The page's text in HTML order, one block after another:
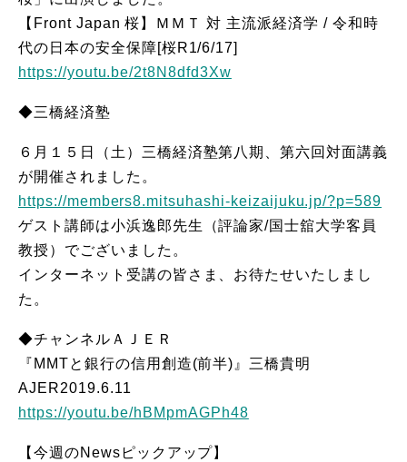
【Front Japan 桜】ＭＭＴ 対 主流派経済学 / 令和時
代の日本の安全保障[桜R1/6/17]
https://youtu.be/2t8N8dfd3Xw
◆三橋経済塾
６月１５日（土）三橋経済塾第八期、第六回対面講義
が開催されました。
https://members8.mitsuhashi-keizaijuku.jp/?p=589
ゲスト講師は小浜逸郎先生（評論家/国士舘大学客員
教授）でございました。
インターネット受講の皆さま、お待たせいたしまし
た。
◆チャンネルＡＪＥＲ
『MMTと銀行の信用創造(前半)』三橋貴明
AJER2019.6.11
https://youtu.be/hBMpmAGPh48
【今週のNewsピックアップ】